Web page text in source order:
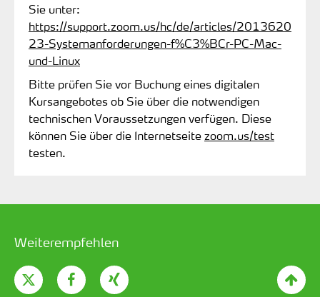
Sie unter:
https://support.zoom.us/hc/de/articles/2013620
23-Systemanforderungen-f%C3%BCr-PC-Mac-
und-Linux
Bitte prüfen Sie vor Buchung eines digitalen
Kursangebotes ob Sie über die notwendigen
technischen Voraussetzungen verfügen. Diese
können Sie über die Internetseitezoom.us/test
testen.
Weiterempfehlen